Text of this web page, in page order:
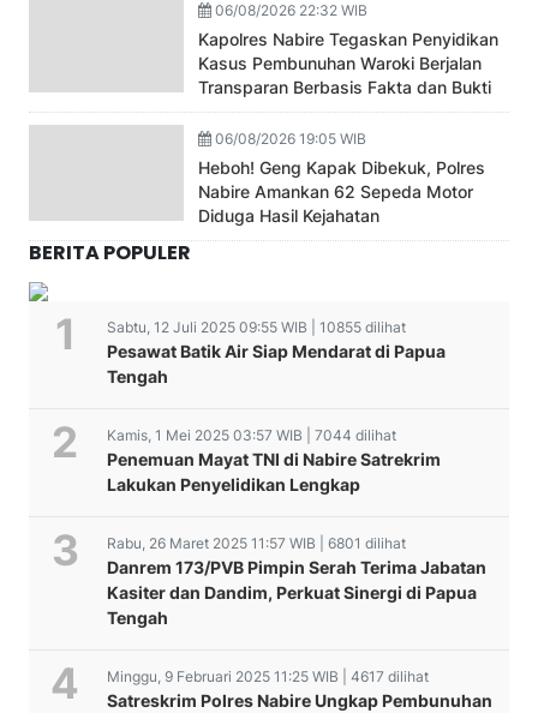
06/08/2026 22:32 WIB
Kapolres Nabire Tegaskan Penyidikan
Kasus Pembunuhan Waroki Berjalan
Transparan Berbasis Fakta dan Bukti
06/08/2026 19:05 WIB
Heboh! Geng Kapak Dibekuk, Polres
Nabire Amankan 62 Sepeda Motor
Diduga Hasil Kejahatan
BERITA POPULER
Sabtu, 12 Juli 2025 09:55 WIB | 10855 dilihat
Pesawat Batik Air Siap Mendarat di Papua
Tengah
Kamis, 1 Mei 2025 03:57 WIB | 7044 dilihat
Penemuan Mayat TNI di Nabire Satrekrim
Lakukan Penyelidikan Lengkap
Rabu, 26 Maret 2025 11:57 WIB | 6801 dilihat
Danrem 173/PVB Pimpin Serah Terima Jabatan
Kasiter dan Dandim, Perkuat Sinergi di Papua
Tengah
Minggu, 9 Februari 2025 11:25 WIB | 4617 dilihat
Satreskrim Polres Nabire Ungkap Pembunuhan